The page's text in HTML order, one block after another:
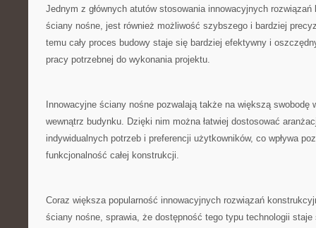
Jednym z głównych atutów stosowania ‍innowacyjnych
ściany nośne, jest również⁤ możliwość szybszego‍ i bardziej
temu cały proces ⁢budowy staje się ⁤bardziej efektywny i
pracy ⁣potrzebnej ⁤do wykonania projektu.
Innowacyjne ściany nośne⁣ pozwalają także na większą swobodę
wewnątrz ⁤budynku. Dzięki​ nim można łatwiej ⁤dostosować
indywidualnych potrzeb ⁢i preferencji użytkowników, ⁢co wpływa
funkcjonalność​ całej konstrukcji.
Coraz ⁣większa ⁤popularność ⁢innowacyjnych ‌rozwiązań
ściany‍ nośne,⁣ sprawia, że dostępność tego typu technologii